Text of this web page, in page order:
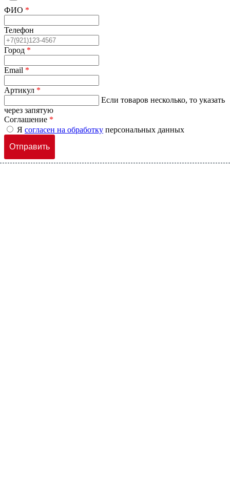
ФИО *
Телефон
Город *
Email *
Артикул *
Если товаров несколько, то указать
через запятую
Соглашение *
Я согласен на обработку персональных данных